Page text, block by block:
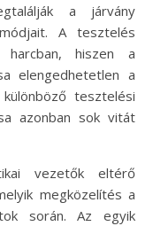
a járvány
A tesztelés
hiszen a
elengedhetetlen a
tesztelési
azonban sok vitát
vezetők eltérő
megközelítés a
során. Az egyik